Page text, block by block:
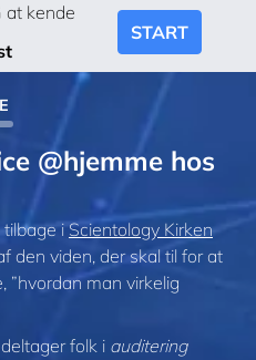
at kende
START
@hjemme hos
tilbage iScientology Kirken
den viden, der skal til for at
”hvordan man virkelig
folk i auditering